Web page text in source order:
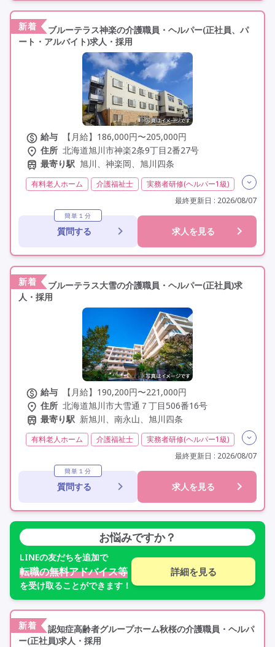
定年60歳以上
定年65歳以上 車通勤可
新着
ブルーテラス神楽の介護職員・ヘルパー(正社員、パ
ート・アルバイト)求人・採用
給与
【月給】186,000円〜205,000円
住所 北海道旭川市神楽2条9丁目2番27号
最寄り駅 旭川、神楽岡、旭川四条
有料老人ホーム 介護福祉士
実務者研修(ヘルパー1級)
夜勤専従
残業月20時間以内
残業ほぼなし 常勤
非常勤
社会保険完備
交通費支給
未経験歓迎
定年70歳以上
車通勤可
駅近 資格取得支援
最終更新日 : 2026/08/07
簡単１分
質問する 求人を見る
新着
ブルーテラス大雪の介護職員・ヘルパー(正社員)求
人・採用
給与
【月給】190,200円〜221,000円
住所 北海道旭川市大雪通７丁目506番16号
最寄り駅 新旭川、南永山、旭川四条
有料老人ホーム 介護福祉士
実務者研修(ヘルパー1級)
夜勤専従
残業月20時間以内
残業ほぼなし
常勤
社会保険完備
交通費支給
未経験歓迎
定年70歳以上
車通勤可
駅近
最終更新日 : 2026/08/07
簡単１分
質問する 求人を見る
お悩みですか？
LINEの友だちを追加で
転職の無料アドバイス等
を受け取ることができます！
詳細を見る
新着
認知症高齢者グループホーム秋桜の介護職員・ヘルパ
ー(正社員)求人・採用